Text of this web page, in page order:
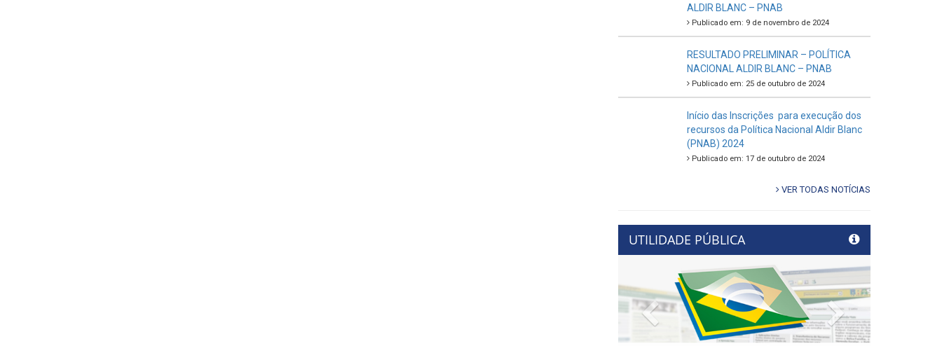
ALDIR BLANC – PNAB
Publicado em: 9 de novembro de 2024
RESULTADO PRELIMINAR – POLÍTICA
NACIONAL ALDIR BLANC – PNAB
Publicado em: 25 de outubro de 2024
Início das Inscrições para execução dos
recursos da Política Nacional Aldir Blanc
(PNAB) 2024
Publicado em: 17 de outubro de 2024
VER TODAS NOTÍCIAS
UTILIDADE PÚBLICA
Previous Next